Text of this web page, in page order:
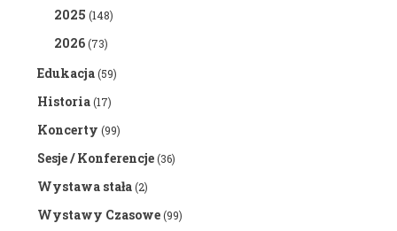
2025 (148)
2026(73)
Edukacja(59)
Historia(17)
Koncerty (99)
Sesje / Konferencje(36)
Wystawa stała(2)
Wystawy Czasowe(99)